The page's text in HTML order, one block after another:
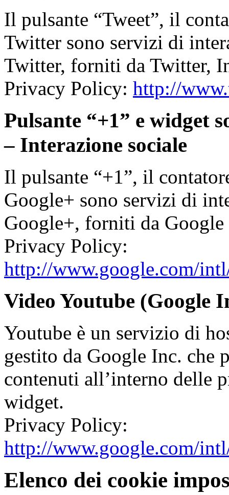
Il pulsante “Tweet”, il
Twitter sono servizi di
Twitter, forniti da Twitter,
Privacy Policy: http://
Pulsante “+1” e widget
– Interazione sociale
Il pulsante “+1”, il
Google+ sono servizi di
Google+, forniti da
Privacy Policy:
http://www.google.com/
Video Youtube (Google
Youtube è un servizio di
gestito da Google Inc. che
contenuti all’interno delle
widget.
Privacy Policy:
http://www.google.com/
Elenco dei cookie